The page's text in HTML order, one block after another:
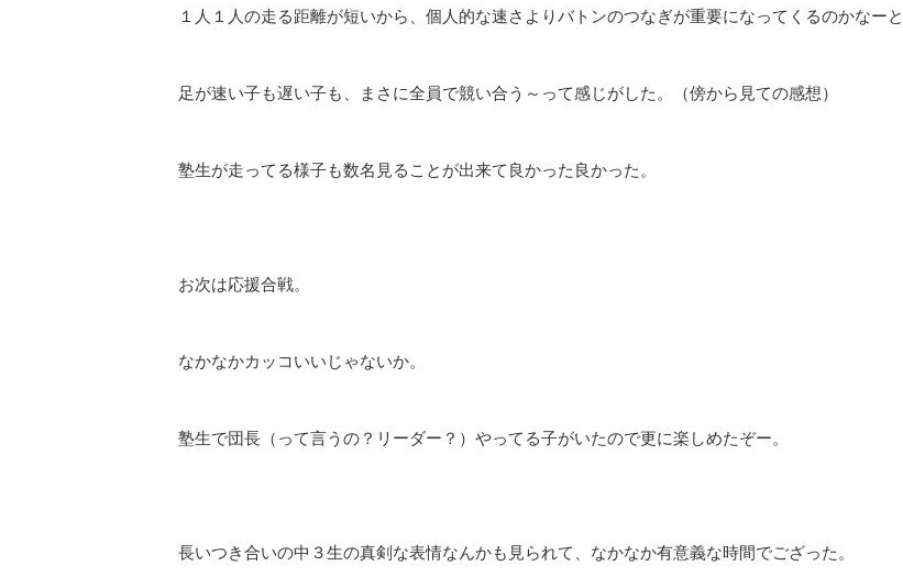
１人１人の走る距離が短いから、個人的な速さよりバトンのつなぎが重要になってくるのかなーと
足が速い子も遅い子も、まさに全員で競い合う～って感じがした。（傍から見ての感想）
塾生が走ってる様子も数名見ることが出来て良かった良かった。
お次は応援合戦。
なかなかカッコいいじゃないか。
塾生で団長（って言うの？リーダー？）やってる子がいたので更に楽しめたぞー。
長いつき合いの中３生の真剣な表情なんかも見られて、なかなか有意義な時間でござった。